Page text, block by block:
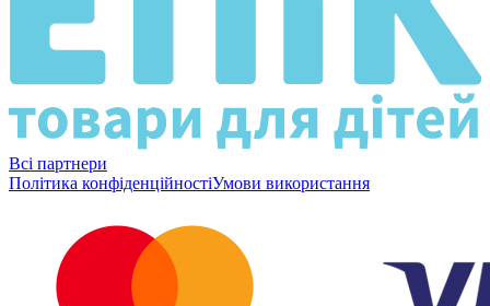
Всі партнери
Політика конфіденційностіУмови використання